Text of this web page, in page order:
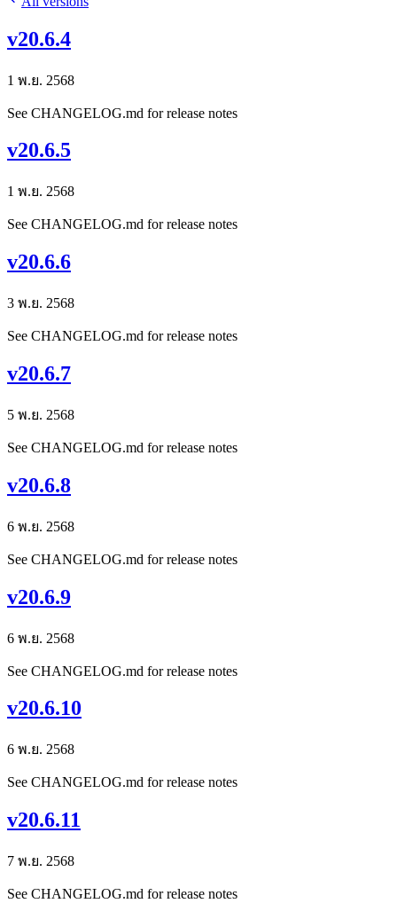
v20.6.4
1 พ.ย. 2568
See CHANGELOG.md for release notes
v20.6.5
1 พ.ย. 2568
See CHANGELOG.md for release notes
v20.6.6
3 พ.ย. 2568
See CHANGELOG.md for release notes
v20.6.7
5 พ.ย. 2568
See CHANGELOG.md for release notes
v20.6.8
6 พ.ย. 2568
See CHANGELOG.md for release notes
v20.6.9
6 พ.ย. 2568
See CHANGELOG.md for release notes
v20.6.10
6 พ.ย. 2568
See CHANGELOG.md for release notes
v20.6.11
7 พ.ย. 2568
See CHANGELOG.md for release notes